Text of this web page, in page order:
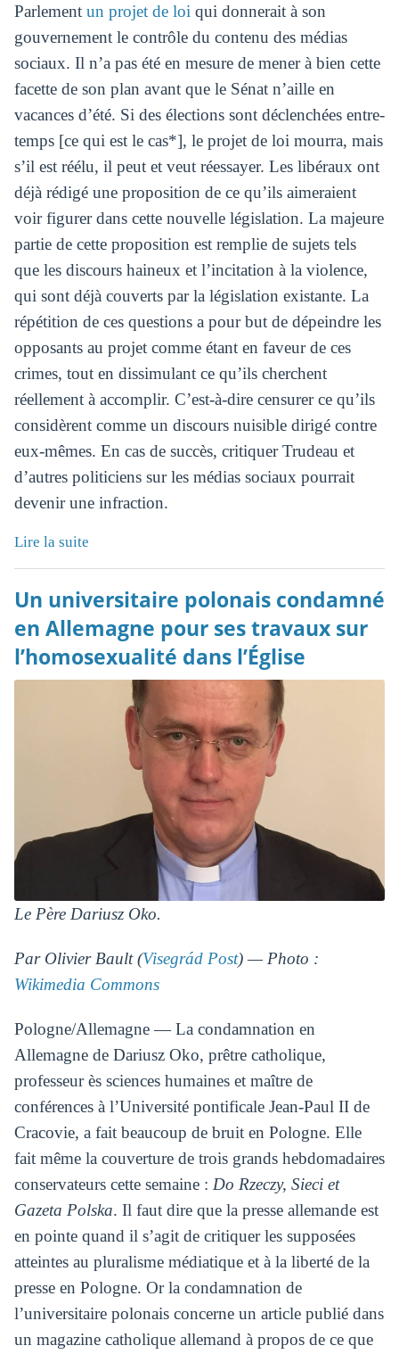
Parlement un projet de loi qui donnerait à son
gouvernement le contrôle du contenu des médias
sociaux. Il n’a pas été en mesure de mener à bien cette
facette de son plan avant que le Sénat n’aille en
vacances d’été. Si des élections sont déclenchées entre-
temps [ce qui est le cas*], le projet de loi mourra, mais
s’il est réélu, il peut et veut réessayer. Les libéraux ont
déjà rédigé une proposition de ce qu’ils aimeraient
voir figurer dans cette nouvelle législation. La majeure
partie de cette proposition est remplie de sujets tels
que les discours haineux et l’incitation à la violence,
qui sont déjà couverts par la législation existante. La
répétition de ces questions a pour but de dépeindre les
opposants au projet comme étant en faveur de ces
crimes, tout en dissimulant ce qu’ils cherchent
réellement à accomplir. C’est-à-dire censurer ce qu’ils
considèrent comme un discours nuisible dirigé contre
eux-mêmes. En cas de succès, critiquer Trudeau et
d’autres politiciens sur les médias sociaux pourrait
devenir une infraction.
Lire la suite
Un universitaire polonais condamné
en Allemagne pour ses travaux sur
l’homosexualité dans l’Église
Le Père Dariusz Oko.
Par Olivier Bault (Visegrád Post) — Photo :
Wikimedia Commons
Pologne/Allemagne — La condamnation en
Allemagne de Dariusz Oko, prêtre catholique,
professeur ès sciences humaines et maître de
conférences à l’Université pontificale Jean-Paul II de
Cracovie, a fait beaucoup de bruit en Pologne. Elle
fait même la couverture de trois grands hebdomadaires
conservateurs cette semaine : Do Rzeczy, Sieci et
Gazeta Polska. Il faut dire que la presse allemande est
en pointe quand il s’agit de critiquer les supposées
atteintes au pluralisme médiatique et à la liberté de la
presse en Pologne. Or la condamnation de
l’universitaire polonais concerne un article publié dans
un magazine catholique allemand à propos de ce que